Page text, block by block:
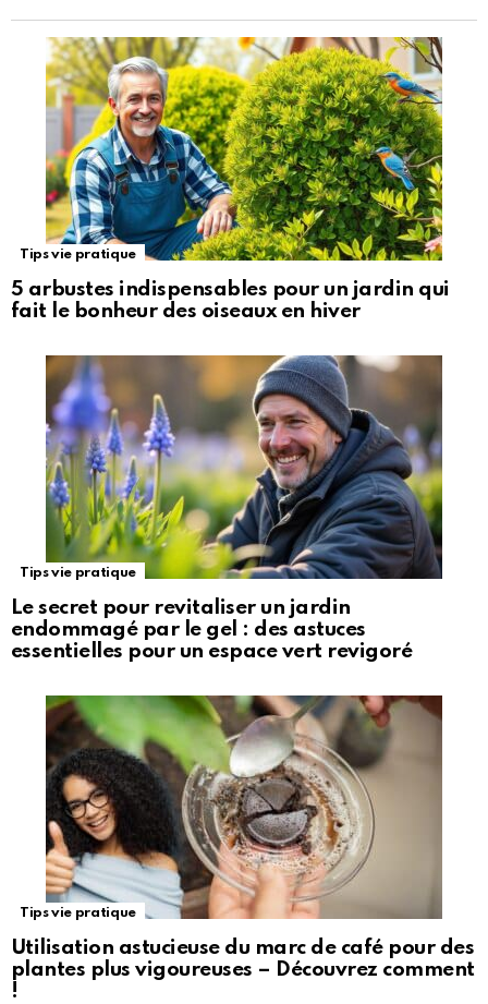
Tips vie pratique
5 arbustes indispensables pour un jardin qui
fait le bonheur des oiseaux en hiver
Tips vie pratique
Le secret pour revitaliser un jardin
endommagé par le gel : des astuces
essentielles pour un espace vert revigoré
Tips vie pratique
Utilisation astucieuse du marc de café pour des
plantes plus vigoureuses – Découvrez comment
!